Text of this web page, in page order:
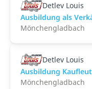
Detlev Louis
Ausbildung als
Mönchengladbach
Detlev Louis
Ausbildung
Mönchengladbach